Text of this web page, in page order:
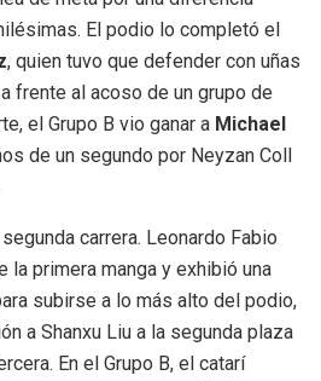
. El podio lo completó el
, quien tuvo que defender con uñas
frente al acoso de un grupo de
el Grupo B vio ganar a Michael
de un segundo por Neyzan Coll
carrera. Leonardo Fabio
la primera manga y exhibió una
subirse a lo más alto del podio,
a Shanxu Liu a la segunda plaza
. En el Grupo B, el catarí